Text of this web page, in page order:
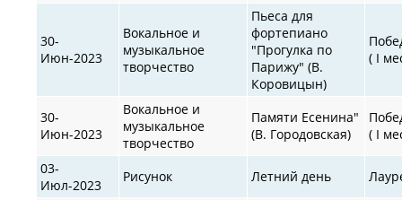
30-
Июн-2023
Вокальное и
музыкальное
творчество
Пьеса для
фортепиано
"Прогулка по
Парижу" (В.
Коровицын)
( I
30-
Июн-2023
Вокальное и
музыкальное
творчество
Памяти Есенина"
(В. Городовская)
( I
03-
Июл-2023
Рисунок Летний день